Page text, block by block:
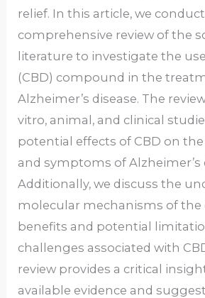
relief. In this article, we conduct
comprehensive review of the
literature to investigate the
(CBD) compound in the
Alzheimer’s disease. The
vitro, animal, and clinical
potential effects of CBD on
and symptoms of Alzheimer’s
Additionally, we discuss the
molecular mechanisms of the
benefits and potential
challenges associated with
review provides a critical
available evidence and